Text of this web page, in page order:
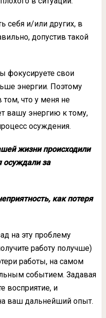
себя и/или других, в
допустив такой
фокусируете свои
энергии. Поэтому
что у меня не
вашу энергию к тому,
осуждения.
жизни происходили
осуждали за
как потеря
на эту проблему
работу получше)
работы, на самом
событием. Задавая
восприятие, и
ваш дальнейший опыт.